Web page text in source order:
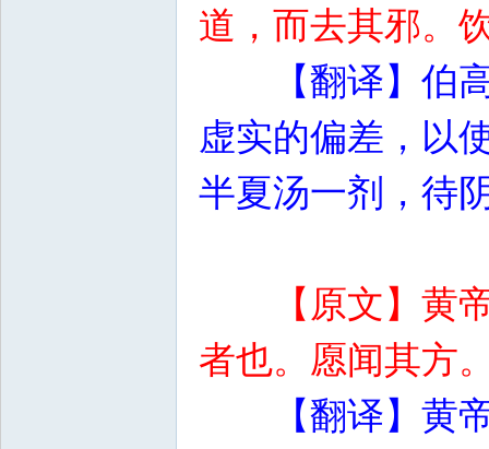
道，而去其邪。
【翻译】伯
虚实的偏差，以
半夏汤一剂，待
【原文】黄
者也。愿闻其方
【翻译】黄